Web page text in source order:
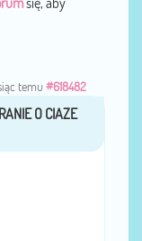
temu #618482